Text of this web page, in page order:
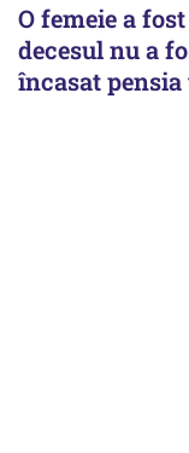
O femeie a
decesul nu a
încasat